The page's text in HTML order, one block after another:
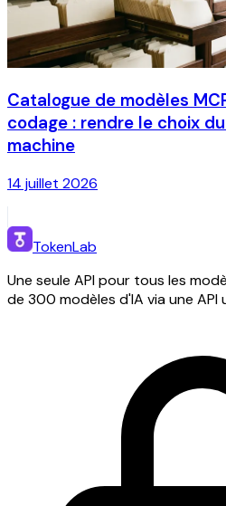
Catalogue de modèles
codage : rendre le choix
machine
14 juillet 2026
TokenLab
Une seule API pour tous les
de 300 modèles d'IA via une API